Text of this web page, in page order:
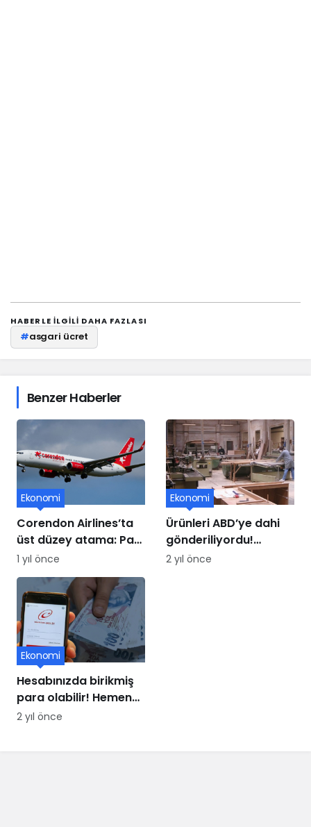
HABERLE ILGILI DAHA FAZLASI
#asgari ücret
Benzer Haberler
Corendon Airlines’ta
üst düzey atama: Paul
Schwaiger yeni CCO
oldu
Ekonomi
1 yıl önce
Ürünleri ABD’ye dahi
gönderiliyordu!
Mobilya üssü iflasın
Ekonomi
2 yıl önce
Hesabınızda birikmiş
para olabilir! Hemen
e-Devlet’ten kontrol
Ekonomi
2 yıl önce